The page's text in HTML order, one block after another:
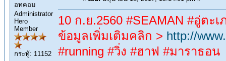
อทคอม
Administrator
Hero
Member
กระทู้: 11152
10 ก.ย.2560 #SEAMAN #อู่ตะ
ข้อมูลเพิ่มเติมคลิก > http://
#running #วิ่ง #ฮาฟ #มาราธอน